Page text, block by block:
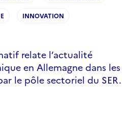
INNOVATION
relate l’actualité
en Allemagne dans les
le pôle sectoriel du SER.